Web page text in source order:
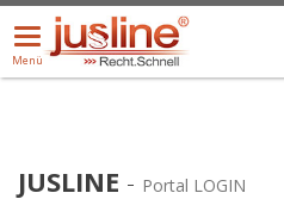
Menü
öffnen/schließen
Menü
ALLE DROPDOWN:
JUSLINE - Portal LOGIN